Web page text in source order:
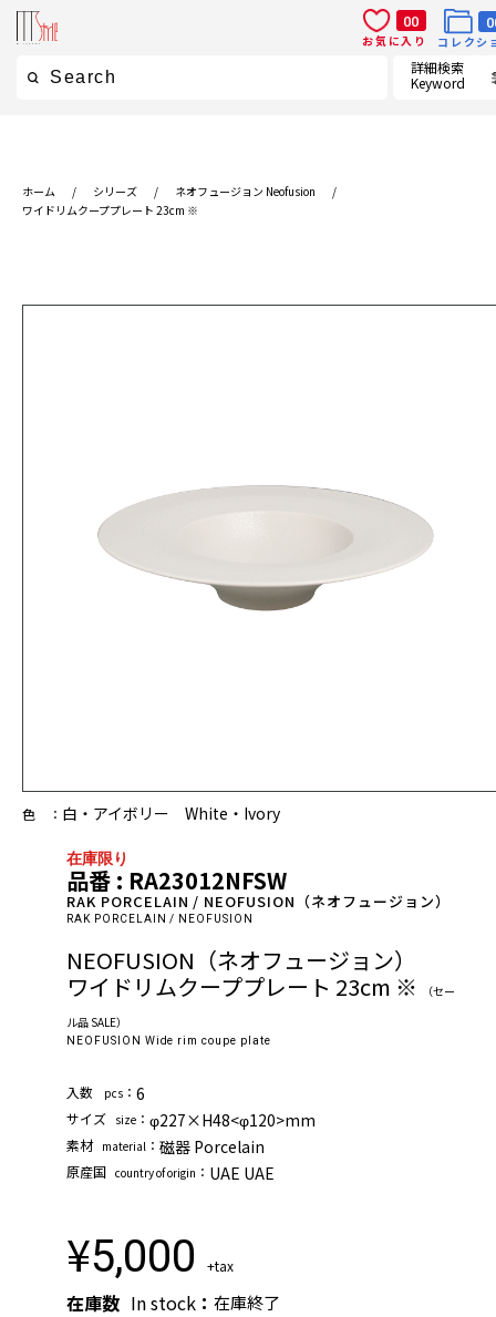
詳細検索
Keyword
00
お気に入り
コレクシ
ホーム / シリーズ / ネオフュージョン Neofusion
/
ワイドリムクーププレート 23cm ※
色 ： 白・アイボリー White・Ivory
在庫限り
品番 : RA23012NFSW
RAK PORCELAIN / NEOFUSION（ネオフュージョン）
RAK PORCELAIN / NEOFUSION
NEOFUSION（ネオフュージョン）
ワイドリムクーププレート 23cm ※
（セー
ル品 SALE）
NEOFUSION Wide rim coupe plate
⼊数 pcs ： 6
サイズ size ： φ227×H48<φ120>mm
素材 material ： 磁器 Porcelain
原産国 country of origin ： UAE UAE
¥5,000 +tax
在庫数 In stock ： 在庫終了